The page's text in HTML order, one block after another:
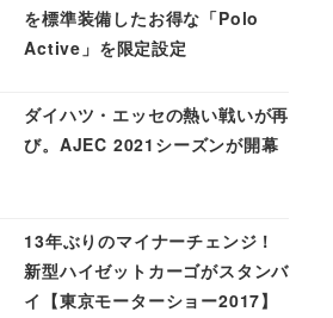
を標準装備したお得な「Polo
Active」を限定設定
ダイハツ・エッセの熱い戦いが再
び。AJEC 2021シーズンが開幕
13年ぶりのマイナーチェンジ！
新型ハイゼットカーゴがスタンバ
イ【東京モーターショー2017】